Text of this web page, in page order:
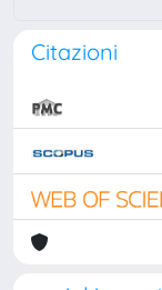
Citazioni